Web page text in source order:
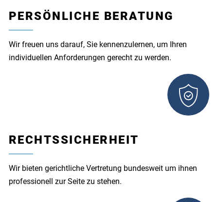
PERSÖNLICHE BERATUNG
Wir freuen uns darauf, Sie kennenzulernen, um Ihren
individuellen Anforderungen gerecht zu werden.
RECHTSSICHERHEIT
Wir bieten gerichtliche Vertretung bundesweit um ihnen
professionell zur Seite zu stehen.